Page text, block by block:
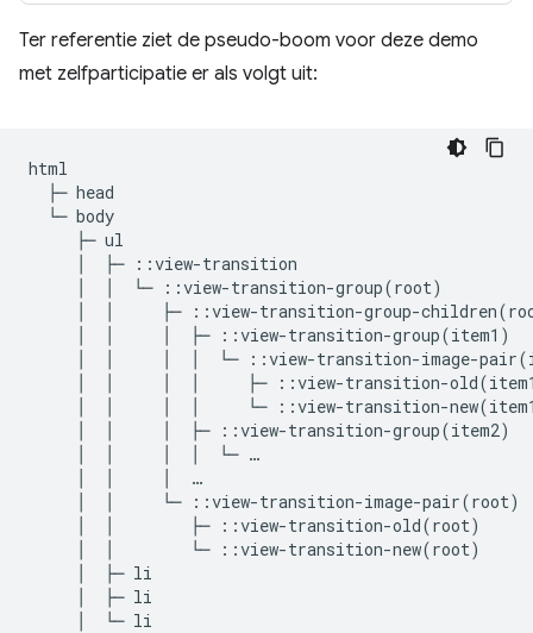
Ter referentie ziet de pseudo-boom voor deze demo
met zelfparticipatie er als volgt uit:
html
  ├─ head
  └─ body
     ├─ ul
     │  ├─ ::view-transition
     │  │  └─ ::view-transition-group(root)
│  │     ├─ ::view-transition-group-
     │  │     │  ├─ ::view-transition-group(item1)
│  │     │  │  └─ ::view-transition-image-
│  │     │  │     ├─ ::view-transition-
│  │     │  │     └─ ::view-transition-
     │  │     │  ├─ ::view-transition-group(item2)
     │  │     │  │  └─ …
     │  │     │  …
     │  │     └─ ::view-transition-image-pair(root)
     │  │        ├─ ::view-transition-old(root)
     │  │        └─ ::view-transition-new(root)
     │  ├─ li
     │  ├─ li
     │  └─ li